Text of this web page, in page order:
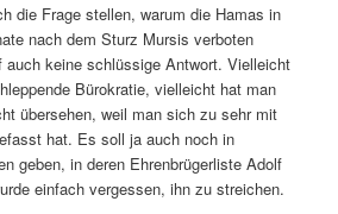
die Frage stellen, warum die Hamas in
nach dem Sturz Mursis verboten
auch keine schlüssige Antwort. Vielleicht
Bürokratie, vielleicht hat man
übersehen, weil man sich zu sehr mit
hat. Es soll ja auch noch in
geben, in deren Ehrenbrügerliste Adolf
einfach vergessen, ihn zu streichen.